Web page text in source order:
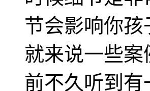
节会影响你
就来说一些
前不久听到